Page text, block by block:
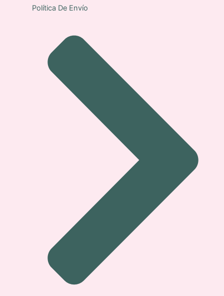
Política De Envío